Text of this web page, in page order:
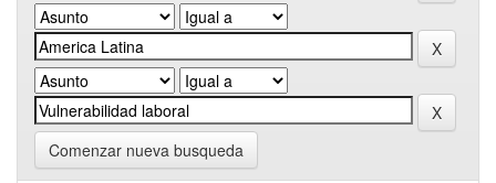
Comenzar nueva busqueda